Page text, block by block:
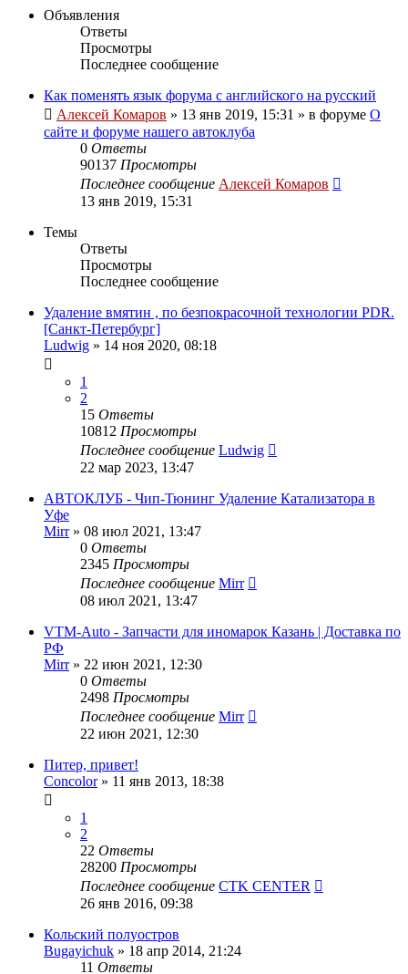
Объявления
Ответы
Просмотры
Последнее сообщение
Как поменять язык форума с английского на русский
Алексей Комаров » 13 янв 2019, 15:31 » в форуме О
сайте и форуме нашего автоклуба
0 Ответы
90137 Просмотры
Последнее сообщение Алексей Комаров
13 янв 2019, 15:31
Темы
Ответы
Просмотры
Последнее сообщение
Удаление вмятин , по безпокрасочной технологии PDR.
[Санкт-Петербург]
Ludwig » 14 ноя 2020, 08:18
1
2
15 Ответы
10812 Просмотры
Последнее сообщение Ludwig
22 мар 2023, 13:47
АВТОКЛУБ - Чип-Тюнинг Удаление Катализатора в
Уфе
Mirr» 08 июл 2021, 13:47
0 Ответы
2345 Просмотры
Последнее сообщение Mirr
08 июл 2021, 13:47
VTM-Auto - Запчасти для иномарок Казань | Доставка по
РФ
Mirr» 22 июн 2021, 12:30
0 Ответы
2498 Просмотры
Последнее сообщение Mirr
22 июн 2021, 12:30
Питер, привет!
Concolor» 11 янв 2013, 18:38
1
2
22 Ответы
28200 Просмотры
Последнее сообщение CTK CENTER
26 янв 2016, 09:38
Кольский полуостров
Bugayichuk » 18 апр 2014, 21:24
11 Ответы